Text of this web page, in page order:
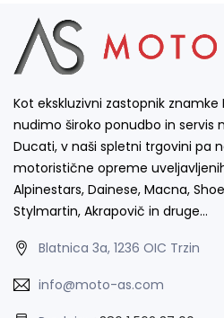
Kot ekskluzivni zastopnik
nudimo široko ponudbo in servis
Ducati, v naši spletni trgovini pa
motoristične opreme
Alpinestars, Dainese, Macna,
Stylmartin, Akrapovič in druge…
Blatnica 3a, 1236 OIC Trzin
info@moto-as.com